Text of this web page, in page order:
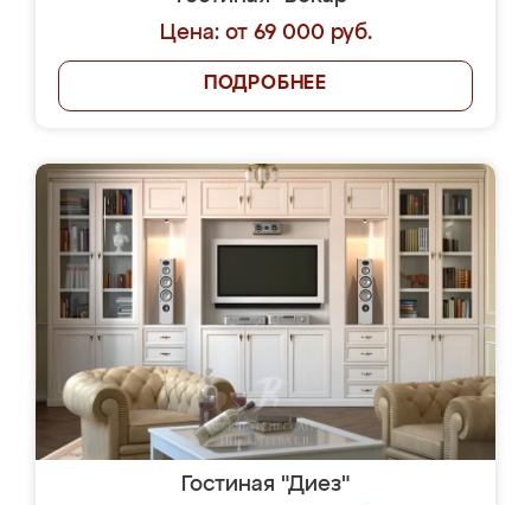
Цена: от 69 000 руб.
ПОДРОБНЕЕ
Гостиная "Диез"